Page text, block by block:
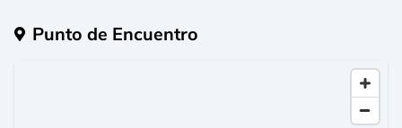
Punto de Encuentro